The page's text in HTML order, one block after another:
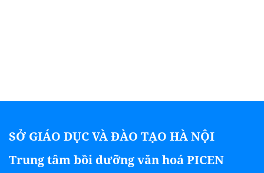
SỞ GIÁO DỤC VÀ ĐÀO TẠO HÀ NỘI
Trung tâm bồi dưỡng văn hoá PICEN